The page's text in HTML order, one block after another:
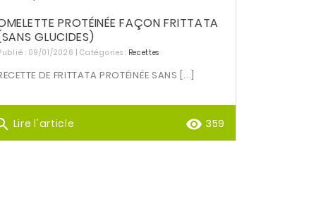
PROTÉINÉE FAÇON FRITTATA
GLUCIDES)
: 09/01/2026 | Catégories : Recettes
DE FRITTATA PROTÉINÉE SANS [...]
Lire l'article remove_red_eye 359